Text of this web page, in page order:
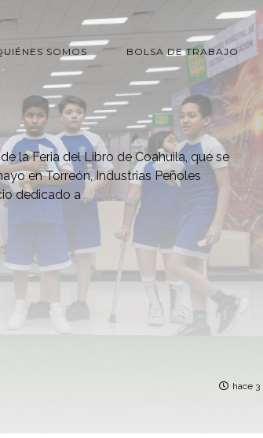
SOMOS BOLSA DE TRABAJO
la Feria del Libro de Coahuila, que se
en Torreón, Industrias Peñoles
dedicado a
hace